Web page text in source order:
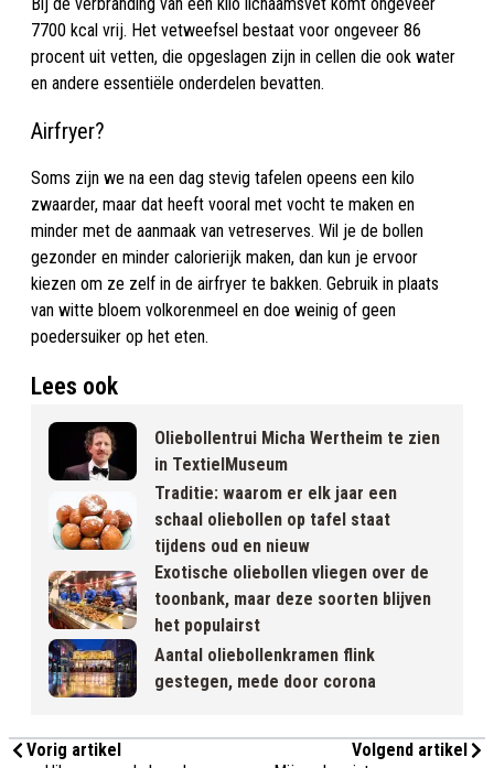
7700 kcal vrij. Het vetweefsel bestaat voor ongeveer 86
procent uit vetten, die opgeslagen zijn in cellen die ook water
en andere essentiële onderdelen bevatten.
Airfryer?
Soms zijn we na een dag stevig tafelen opeens een kilo
zwaarder, maar dat heeft vooral met vocht te maken en
minder met de aanmaak van vetreserves. Wil je de bollen
gezonder en minder calorierijk maken, dan kun je ervoor
kiezen om ze zelf in de airfryer te bakken. Gebruik in plaats
van witte bloem volkorenmeel en doe weinig of geen
poedersuiker op het eten.
Lees ook
Oliebollentrui Micha Wertheim te zien
in TextielMuseum
Traditie: waarom er elk jaar een
schaal oliebollen op tafel staat
tijdens oud en nieuw
Exotische oliebollen vliegen over de
toonbank, maar deze soorten blijven
het populairst
Aantal oliebollenkramen flink
gestegen, mede door corona
Vorig artikel
Volgend artikel